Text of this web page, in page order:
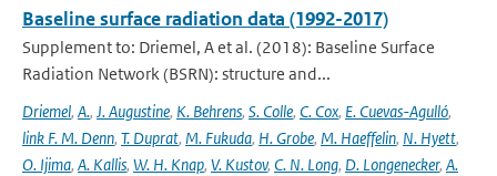
Baseline surface radiation data (1992-2017)
Supplement to: Driemel, A et al. (2018): Baseline Surface
Radiation Network (BSRN): structure and...
Driemel, A., J. Augustine, K. Behrens, S. Colle, C. Cox, E. Cuevas-Agulló,
link F. M. Denn, T. Duprat, M. Fukuda, H. Grobe, M. Haeffelin, N. Hyett,
O. Ijima, A. Kallis, W. H. Knap, V. Kustov, C. N. Long, D. Longenecker, A.